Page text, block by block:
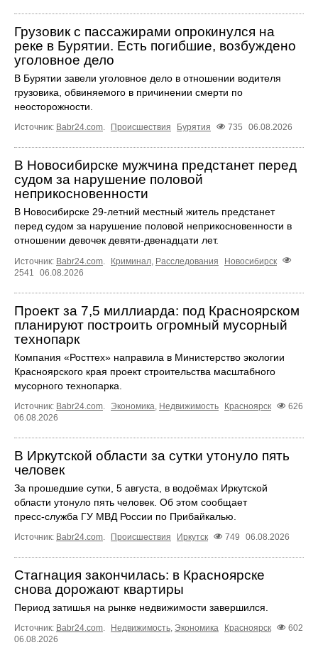
Грузовик с пассажирами опрокинулся на
реке в Бурятии. Есть погибшие, возбуждено
уголовное дело
В Бурятии завели уголовное дело в отношении водителя
грузовика, обвиняемого в причинении смерти по
неосторожности.
Источник: Babr24.com. Происшествия Бурятия 735 06.08.2026
В Новосибирске мужчина предстанет перед
судом за нарушение половой
неприкосновенности
В Новосибирске 29-летний местный житель предстанет
перед судом за нарушение половой неприкосновенности в
отношении девочек девяти-двенадцати лет.
Источник: Babr24.com Криминал Расследования
Новосибирск
2541
06.08.2026
Проект за 7,5 миллиарда: под Красноярском
планируют построить огромный мусорный
технопарк
Компания «Росттех» направила в Министерство экологии
Красноярского края проект строительства масштабного
мусорного технопарка.
Источник: Babr24.com Экономика Недвижимость Красноярск
626
06.08.2026
В Иркутской области за сутки утонуло пять
человек
За прошедшие сутки, 5 августа, в водоёмах Иркутской
области утонуло пять человек. Об этом сообщает
пресс‑служба ГУ МВД России по Прибайкалью.
Источник: Babr24.com. Происшествия Иркутск 749 06.08.2026
Стагнация закончилась: в Красноярске
снова дорожают квартиры
Период затишья на рынке недвижимости завершился.
Источник: Babr24.com. Недвижимость, Экономика Красноярск
602
06.08.2026